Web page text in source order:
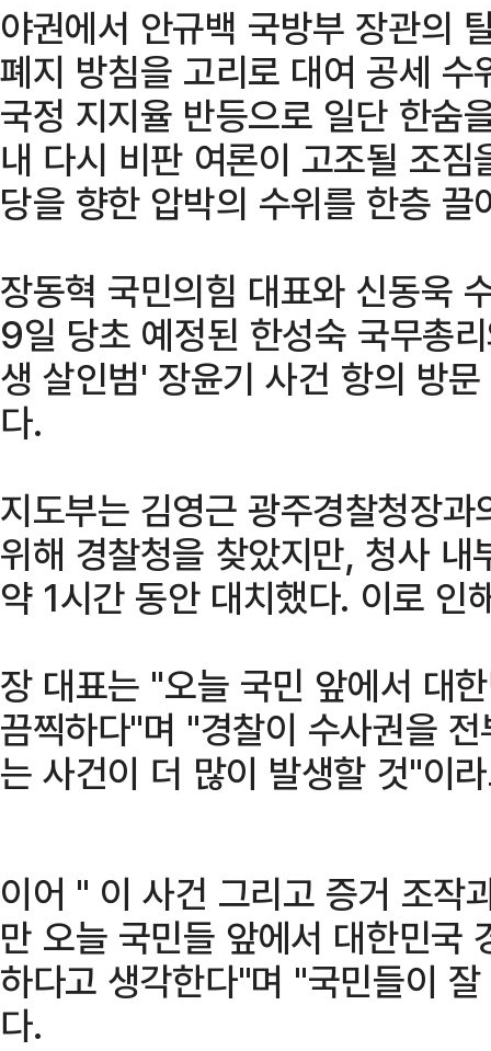
야권에서 안규백 국방부 장관의
폐지 방침을 고리로 대여 공세
국정 지지율 반등으로 일단 한숨
내 다시 비판 여론이 고조될 조
당을 향한 압박의 수위를 한층 끌
장동혁 국민의힘 대표와 신동욱
9일 당초 예정된 한성숙 국무총
생 살인범' 장윤기 사건 항의 방
다.
지도부는 김영근 광주경찰청장
위해 경찰청을 찾았지만, 청사
약 1시간 동안 대치했다. 이로 인
장 대표는 "오늘 국민 앞에서 대
끔찍하다"며 "경찰이 수사권을
는 사건이 더 많이 발생할 것"이
이어 " 이 사건 그리고 증거 조작
만 오늘 국민들 앞에서 대한민국
하다고 생각한다"며 "국민들이
다.